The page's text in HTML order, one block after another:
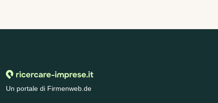
Un portale di Firmenweb.de